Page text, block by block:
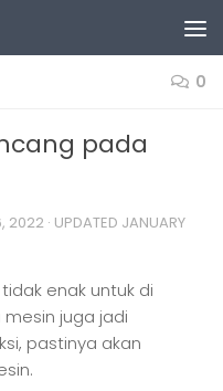
0
pada
2022 · UPDATED JANUARY
enak untuk di
juga jadi
pastinya akan